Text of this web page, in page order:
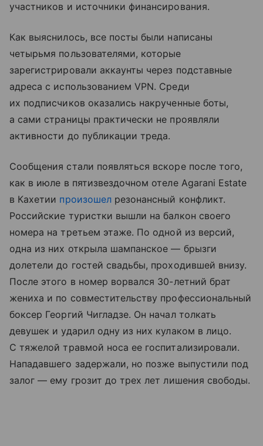
участников и источники финансирования.
Как выяснилось, все посты были написаны
четырьмя пользователями, которые
зарегистрировали аккаунты через подставные
адреса с использованием VPN. Среди
их подписчиков оказались накрученные боты,
а сами страницы практически не проявляли
активности до публикации треда.
Сообщения стали появляться вскоре после того,
как в июле в пятизвездочном отеле Agarani Estate
в Кахетии произошелрезонансный конфликт.
Российские туристки вышли на балкон своего
номера на третьем этаже. По одной из версий,
одна из них открыла шампанское — брызги
долетели до гостей свадьбы, проходившей внизу.
После этого в номер ворвался 30-летний брат
жениха и по совместительству профессиональный
боксер Георгий Чигладзе. Он начал толкать
девушек и ударил одну из них кулаком в лицо.
С тяжелой травмой носа ее госпитализировали.
Нападавшего задержали, но позже выпустили под
залог — ему грозит до трех лет лишения свободы.